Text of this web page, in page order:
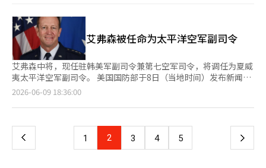
KOSDAQ市场上，外国投资者和机构分别净买入3113亿韩元和
2014亿韩元，而个人投资者则净卖出5121亿韩元。 在市值较大的
股票中，Alteogen（上涨12.78%）、Rino工业（上涨
16.33%）、KOLON Tissuen（上涨15.23%）、Peptron（上涨
6.29%）、EcoPro BM（上涨4.95%）、EcoPro（上涨
2.09%）、Rainbow Robotics（上涨2.13%）、Jusung
Engineering（上涨4.87%）、三千堂制药（上涨1.46%）等均上
涨，推动了指数的反弹。 代信证券的研究员李京敏表示：“前一
KOSPI和KOSDAQ双双反弹。” 他进一步指出：“美国半导体股在
对AI投资周期的期待下恢复了跌幅，而伊朗与以色列之间冲突的缓
和也促进了投资者对风险资产的偏好，这对投资者信心的改善产生
动研究协会、韩国信息通信技术协会（TTA）等产学研单位。 研
究团队将建立基于实际基站软件的AI-RAN虚拟网络平台，并开发
符合国际标准3GPP Release 19和21的软件。在反映大规模MIMO
环境的数字双胞胎基础上，验证AI模型性能和优化技术，并将其应
用于实际基站测试环境，以确认运营稳定性，形成完整的研究体
系。 同时，韩美之间也将开展国际联合研究，合作研究基于AI的基
站节能技术和数字双胞胎基础的无线环境技术，并通过AI-RAN联
盟、3GPP和O-RAN联盟等活动推动全球标准化。 ETRI移动通信
研究本部部长金日圭表示：“AI-RAN是决定6G时代国家竞争力的
证体系，使韩国能够在全球AI原生网络市场中占据领先地位。”※
本报道经人工智能（AI）系统翻译与编辑。
（MOU）执行的具体程序。 实施细则规定了判断对美投资项目推
进与否的核心标准“商业合理性”的定义。个别投资项目在预期存
续期间内，分配给韩国的总预期收入必须能够覆盖该投资的本金和
利息，才能被认定为具有商业合理性。 在本金和利息的计算中，
适用的利率为投资时点的20年期美国国债利率加上韩美协商的加息
幅度。预期存续期和加息幅度等具体判断标准将由担任委员会主席
的副总理兼财政部长经过韩美战略投资运营委员会审议后，由产业
通商部长与美国方面协商决定。 对美投资项目的选定程序也得到
了具体化。担任委员会主席的产业部长需将个别投资项目的商业合
持计划、预期收入等进行综合审查后，向运营委员会报告。 不
过，即使商业合理性不足的项目，如果对国家安全或供应链稳定有
艾弗森被任命为太平洋空军副司令
艾弗森中将，现任驻韩美军副司令兼第七空军司令，将调任为夏威
夷太平洋空军副司令。 美国国防部于8日（当地时间）发布新闻
稿，宣布国防部长皮特·赫格斯特已向总统唐纳德·特朗普提交了
命为夏威夷珍珠港-希坎联合基地的太平洋空军副司令。该职位的
军副司令、联合国军司令部联合空军组成部队司令、韩美联合军司
令部空军组成部队司令以及位于乌山空军基地的第七空军司令。
2026-06-09 18:36:00
上
页
1 2 3 4 5 下